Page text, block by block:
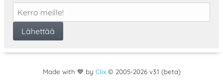
Made with 💙 by Clix© 2005-2026 v3.1 (beta)